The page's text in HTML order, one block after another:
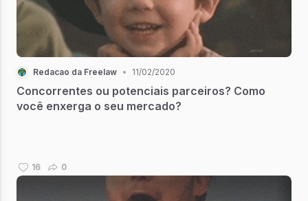
Redacao da Freelaw • 11/02/2020
Concorrentes ou potenciais parceiros? Como
você enxerga o seu mercado?
16 0